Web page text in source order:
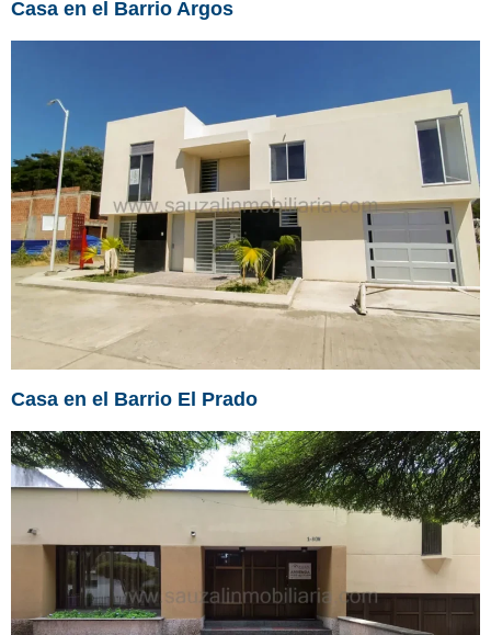
Casa en el Barrio Argos
Casa en el Barrio El Prado